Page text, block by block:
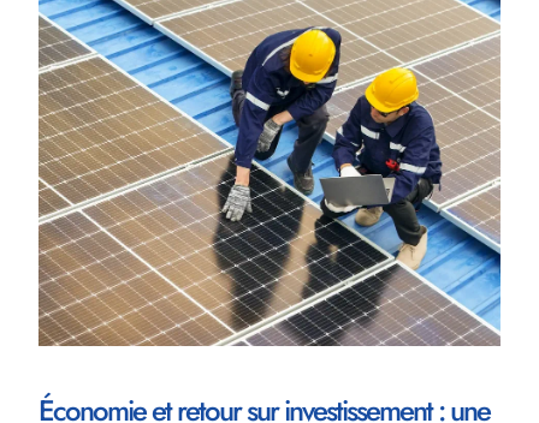
Économie et retour sur investissement : une